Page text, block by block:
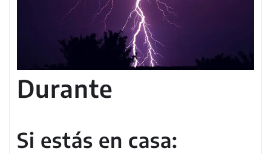
Durante
Si estás en casa: